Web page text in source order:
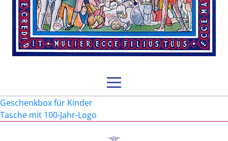
Beitragsnavigation
Geschenkbox für Kinder
Tasche mit 100-Jahr-Logo